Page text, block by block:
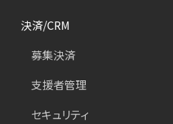
決済/CRM
募集決済
支援者管理
セキュリティ